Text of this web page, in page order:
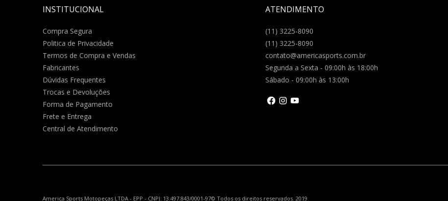
INSTITUCIONAL
Compra Segura
Politica de Privacidade
Termos de Compra e Vendas
Fabricantes
Dúvidas Frequentes
Trocas e Devoluções
Forma de Pagamento
Frete e Entrega
Central de Atendimento
ATENDIMENTO
(11) 3225-8090
(11) 3225-8090
contato@americasports.com.br
Segunda a Sexta - 09:00h às 18:00h
Sábado - 09:00h às 13:00h
America Sports Motopeças LTDA - EPP - CNPJ: 13.497.843/0001-97© Todos os direitos reservados. 2019